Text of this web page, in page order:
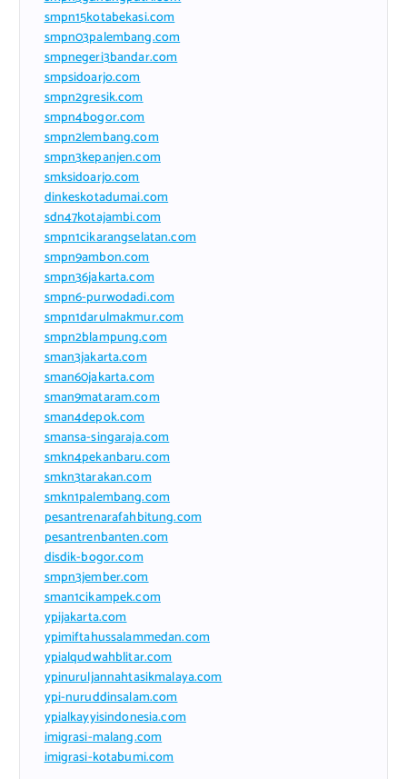
smpn15kotabekasi.com
smpn03palembang.com
smpnegeri3bandar.com
smpsidoarjo.com
smpn2gresik.com
smpn4bogor.com
smpn2lembang.com
smpn3kepanjen.com
smksidoarjo.com
dinkeskotadumai.com
sdn47kotajambi.com
smpn1cikarangselatan.com
smpn9ambon.com
smpn36jakarta.com
smpn6-purwodadi.com
smpn1darulmakmur.com
smpn2blampung.com
sman3jakarta.com
sman60jakarta.com
sman9mataram.com
sman4depok.com
smansa-singaraja.com
smkn4pekanbaru.com
smkn3tarakan.com
smkn1palembang.com
pesantrenarafahbitung.com
pesantrenbanten.com
disdik-bogor.com
smpn3jember.com
sman1cikampek.com
ypijakarta.com
ypimiftahussalammedan.com
ypialqudwahblitar.com
ypinuruljannahtasikmalaya.com
ypi-nuruddinsalam.com
ypialkayyisindonesia.com
imigrasi-malang.com
imigrasi-kotabumi.com